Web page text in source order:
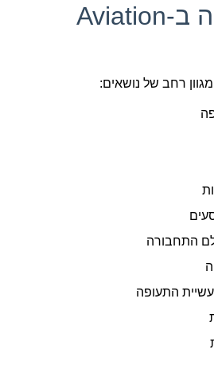
תחומי כתיבה ב-Aviation
רחב של נושאים:
התחבורה